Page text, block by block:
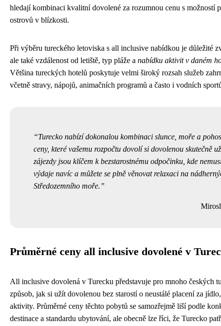
hledají kombinaci kvalitní dovolené za rozumnou cenu s možností
ostrovů v blízkosti.
Při výběru tureckého letoviska s all inclusive nabídkou je důležité
ale také vzdálenost od letiště, typ pláže a nabídku aktivit v daném
Většina tureckých hotelů poskytuje velmi široký rozsah služeb
včetně stravy, nápojů, animačních programů a často i vodních
Turecko nabízí dokonalou kombinaci slunce, moře a
ceny, které vašemu rozpočtu dovolí si dovolenou skutečně
zájezdy jsou klíčem k bezstarostnému odpočinku, kde
výdaje navíc a můžete se plně věnovat relaxaci na
Středozemního moře.
Průměrné ceny all inclusive dovolené v
All inclusive dovolená v Turecku představuje pro mnoho českých
způsob, jak si užít dovolenou bez starostí o neustálé placení za
aktivity. Průměrné ceny těchto pobytů se samozřejmě liší podle
destinace a standardu ubytování, ale obecně lze říci, že Turecko